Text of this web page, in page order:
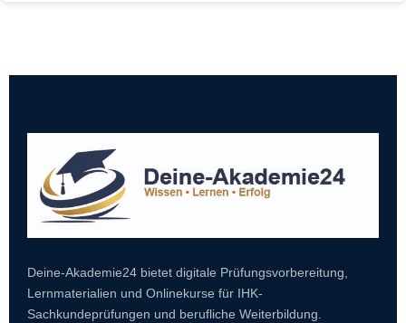
Deine-Akademie24 bietet digitale Prüfungsvorbereitung,
Lernmaterialien und Onlinekurse für IHK-
Sachkundeprüfungen und berufliche Weiterbildung.